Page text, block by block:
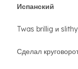
Испанский
Twas brillig и
Сделал